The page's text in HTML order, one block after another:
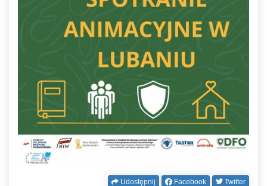
Udostępnij Facebook Twitter